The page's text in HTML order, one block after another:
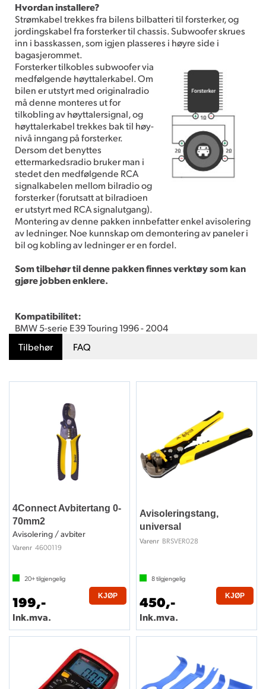
Hvordan installere?
Strømkabel trekkes fra bilens bilbatteri til forsterker, og
jordingskabel fra forsterker til chassis. Subwoofer skrues
inn i basskassen, som igjen plasseres i høyre side i
bagasjerommet.
Forsterker tilkobles subwoofer via
medfølgende høyttalerkabel. Om
bilen er utstyrt med originalradio
må denne monteres ut for
tilkobling av høyttalersignal, og
høyttalerkabel trekkes bak til høy-
nivå inngang på forsterker.
Dersom det benyttes
ettermarkedsradio bruker man i
stedet den medfølgende RCA
signalkabelen mellom bilradio og
forsterker (forutsatt at bilradioen
er utstyrt med RCA signalutgang).
Montering av denne pakken innbefatter enkel avisolering
av ledninger. Noe kunnskap om demontering av paneler i
bil og kobling av ledninger er en fordel.
Som tilbehør til denne pakken finnes verktøy som kan
gjøre jobben enklere.
Kompatibilitet:
BMW 5-serie E39 Touring 1996 - 2004
Tilbehør
FAQ
4Connect Avbitertang 0-
70mm2
Avisolering / avbiter
Varenr 4600119
20+tilgjengelig
199,-
Ink.mva.
KJØP
Avisoleringstang,
universal
Varenr BRSVER028
8tilgjengelig
450,-
Ink.mva.
KJØP